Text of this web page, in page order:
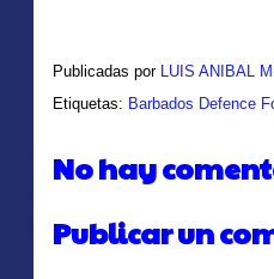
Publicadas por LUIS ANIBAL
Etiquetas: Barbados Defence
No hay
Publicar un